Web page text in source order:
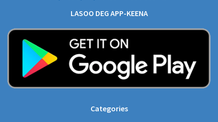
LASOO DEG APP-KEENA
Categories